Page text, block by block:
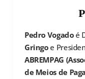
Pedro Vogadoé
Gringoe
ABREMPAG
de Meios de